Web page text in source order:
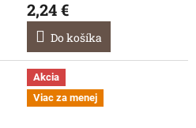
2,24 €
Do košíka
Akcia
Viac za menej